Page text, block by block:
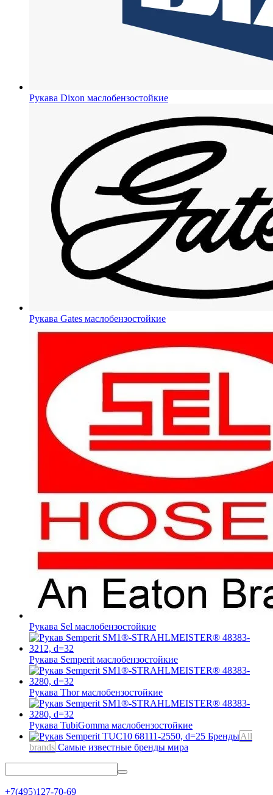
Рукава Dixon маслобензостойкие
Рукава Gates маслобензостойкие
Рукава Sel маслобензостойкие
Рукава Semperit маслобензостойкие
Рукава Thorмаслобензостойкие
Рукава TubiGomma маслобензостойкие
БрендыAll
brands Самые известные бренды мира
+7(495)127-70-69